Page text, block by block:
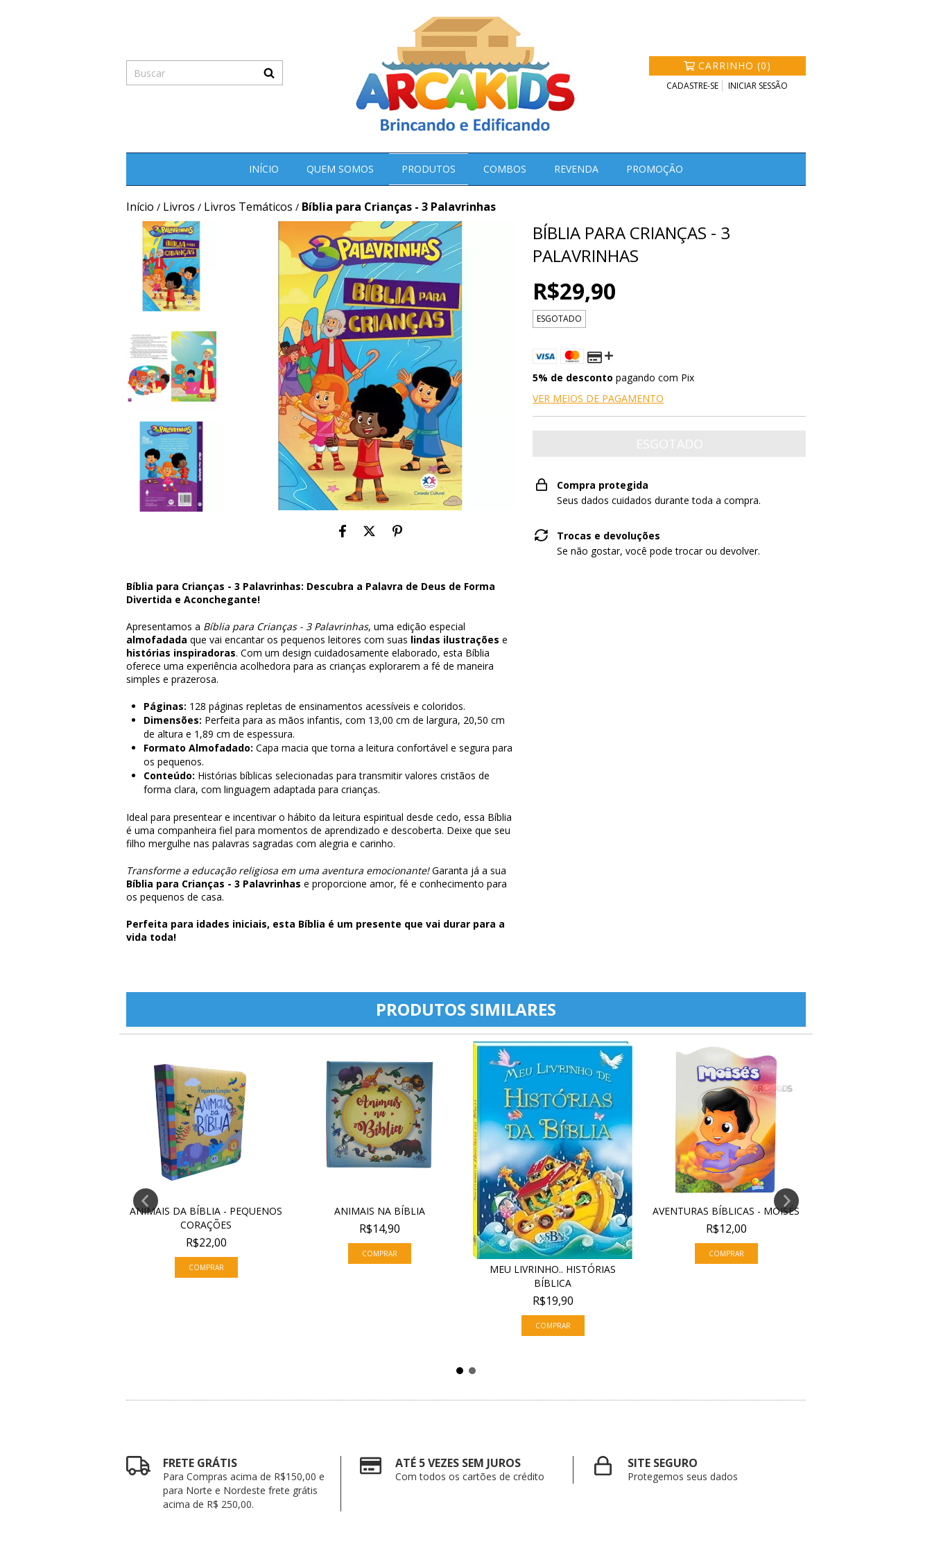
CARRINHO (0)
CADASTRE-SE INICIAR SESSÃO
INÍCIO QUEM SOMOS PRODUTOS COMBOS REVENDA PROMOÇÃO
Início / Livros / Livros Temáticos / Bíblia para Crianças - 3 Palavrinhas
Bíblia para Crianças - 3 Palavrinhas: Descubra a Palavra de Deus de Forma
Divertida e Aconchegante!
Apresentamos a Bíblia para Crianças - 3 Palavrinhas, uma edição especial
almofadada que vai encantar os pequenos leitores com suas lindas ilustrações e
histórias inspiradoras. Com um design cuidadosamente elaborado, esta Bíblia
oferece uma experiência acolhedora para as crianças explorarem a fé de maneira
simples e prazerosa.
Páginas: 128 páginas repletas de ensinamentos acessíveis e coloridos.
Dimensões: Perfeita para as mãos infantis, com 13,00 cm de largura, 20,50 cm
de altura e 1,89 cm de espessura.
Formato Almofadado: Capa macia que torna a leitura confortável e segura para
os pequenos.
Conteúdo: Histórias bíblicas selecionadas para transmitir valores cristãos de
forma clara, com linguagem adaptada para crianças.
Ideal para presentear e incentivar o hábito da leitura espiritual desde cedo, essa Bíblia
é uma companheira fiel para momentos de aprendizado e descoberta. Deixe que seu
filho mergulhe nas palavras sagradas com alegria e carinho.
Transforme a educação religiosa em uma aventura emocionante!Garanta já a sua
Bíblia para Crianças - 3 Palavrinhas e proporcione amor, fé e conhecimento para
os pequenos de casa.
Perfeita para idades iniciais, esta Bíblia é um presente que vai durar para a
vida toda!
BÍBLIA PARA CRIANÇAS - 3
PALAVRINHAS
R$29,90
ESGOTADO
5% de desconto pagando com Pix
VER MEIOS DE PAGAMENTO
Compra protegida
Seus dados cuidados durante toda a compra.
Trocas e devoluções
Se não gostar, você pode trocar ou devolver.
PRODUTOS SIMILARES
ANIMAIS DA BÍBLIA - PEQUENOS
CORAÇÕES
R$22,00
ANIMAIS NA BÍBLIA
R$14,90
MEU LIVRINHO.. HISTÓRIAS
BÍBLICA
R$19,90
AVENTURAS BÍBLICAS - MOISÉS
R$12,00
FRETE GRÁTIS
Para Compras acima de R$150,00 e
para Norte e Nordeste frete grátis
acima de R$ 250,00.
ATÉ 5 VEZES SEM JUROS
Com todos os cartões de crédito
SITE SEGURO
Protegemos seus dados